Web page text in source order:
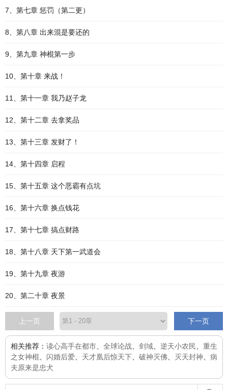
7、第七章 惩罚（第二更）
8、第八章 出来混是要还的
9、第九章 神棍第一步
10、第十章 来战！
11、第十一章 我乃赵子龙
12、第十二章 去拿奖品
13、第十三章 发财了！
14、第十四章 启程
15、第十五章 这个恶霸有点坑
16、第十六章 换点钱花
17、第十七章 搞点财路
18、第十八章 天下第一武道会
19、第十九章 夜游
20、第二十章 夜景
上一页 下一页
相关推荐： 读心高手在都市 全球论战 剑域 逆天小农民
重生
之女神棍
闪婚后爱 天才凰后惊天下 破神灭佛 灭天封神
病
夫原来是忠犬